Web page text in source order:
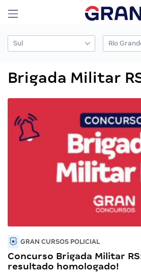
Brigada Militar
GRAN CURSOS POLICIAL
Concurso Brigada Militar
resultado homologado!